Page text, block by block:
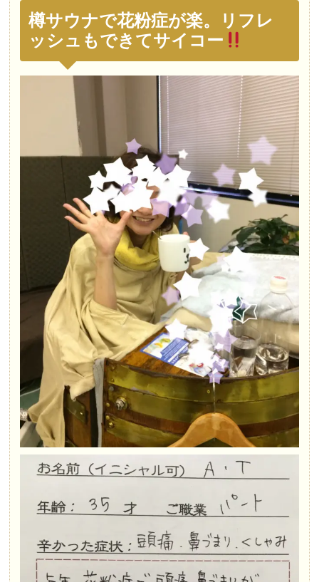
樽サウナで花粉症が楽。リフレ
ッシュもできてサイコー